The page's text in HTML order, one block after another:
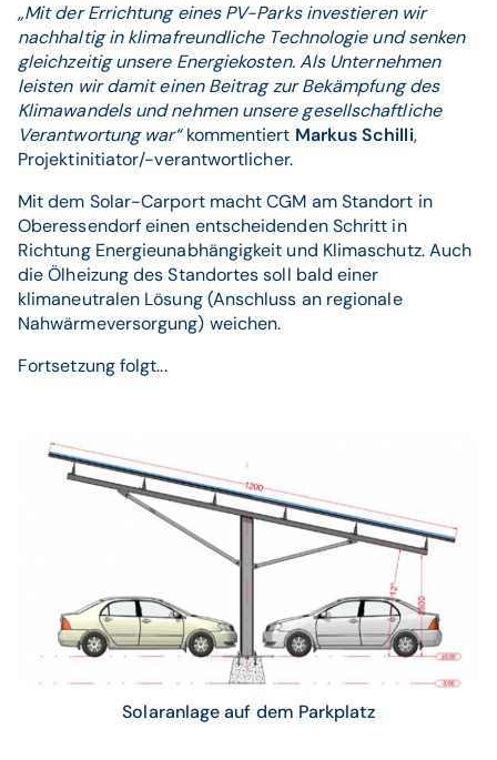
„Mit der Errichtung eines PV-Parks investieren wir
nachhaltig in klimafreundliche Technologie und senken
gleichzeitig unsere Energiekosten. Als Unternehmen
leisten wir damit einen Beitrag zur Bekämpfung des
Klimawandels und nehmen unsere gesellschaftliche
Verantwortung war“kommentiert Markus Schilli,
Projektinitiator/-verantwortlicher.
Mit dem Solar-Carport macht CGM am Standort in
Oberessendorf einen entscheidenden Schritt in
Richtung Energieunabhängigkeit und Klimaschutz. Auch
die Ölheizung des Standortes soll bald einer
klimaneutralen Lösung (Anschluss an regionale
Nahwärmeversorgung) weichen.
Fortsetzung folgt...
Solaranlage auf dem Parkplatz